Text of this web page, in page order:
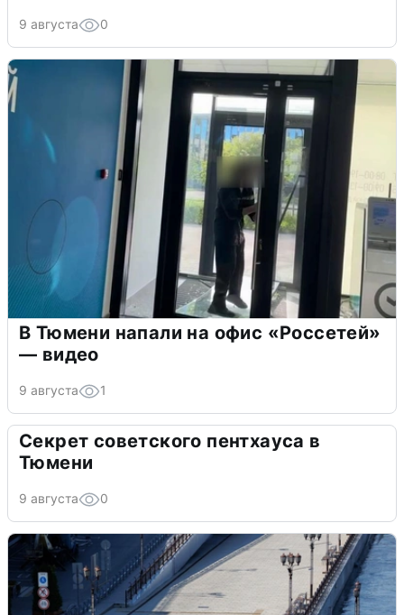
9 августа 0
В Тюмени напали на офис «Россетей»
— видео
9 августа 1
Секрет советского пентхауса в
Тюмени
9 августа 0